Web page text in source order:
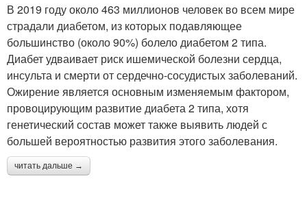
В 2019 году около 463 миллионов человек во всем мире
страдали диабетом, из которых подавляющее
большинство (около 90%) болело диабетом 2 типа.
Диабет удваивает риск ишемической болезни сердца,
инсульта и смерти от сердечно-сосудистых заболеваний.
Ожирение является основным изменяемым фактором,
провоцирующим развитие диабета 2 типа, хотя
генетический состав может также выявить людей с
большей вероятностью развития этого заболевания.
читать дальше →